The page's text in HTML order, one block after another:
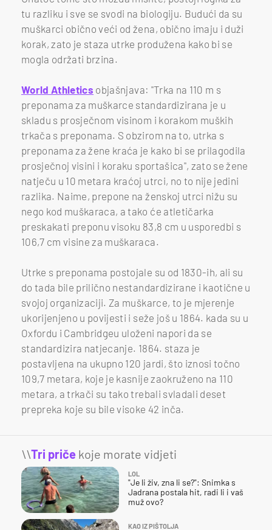
tu razliku i sve se svodi na biologiju. Budući da su
muškarci obično veći od žena, obično imaju i duži
korak, zato je staza utrke produžena kako bi se
mogla održati brzina.
World Athletics objašnjava: "Trka na 110 m s
preponama za muškarce standardizirana je u
skladu s prosječnom visinom i korakom muških
trkača s preponama. S obzirom na to, utrka s
preponama za žene kraća je kako bi se prilagodila
prosječnoj visini i koraku sportašica", zato se žene
natječu u 10 metara kraćoj utrci, no to nije jedini
razlika. Naime, prepone na ženskoj utrci nižu su
nego kod muškaraca, a tako će atletičarka
preskakati preponu visoku 83,8 cm u usporedbi s
106,7 cm visine za muškaraca.
Utrke s preponama postojale su od 1830-ih, ali su
do tada bile prilično nestandardizirane i kaotične u
svojoj organizaciji. Za muškarce, to je mjerenje
ukorijenjeno u povijesti i seže još u 1864. kada su u
Oxfordu i Cambridgeu uloženi napori da se
standardizira natjecanje. 1864. staza je
postavljena na ukupno 120 jardi, što iznosi točno
109,7 metara, koje je kasnije zaokruženo na 110
metara, a trkači su tako trebali svladali deset
prepreka koje su bile visoke 42 inča.
\\Tri priče koje morate vidjeti
LOL
"Je li živ, zna li se?": Snimka s
Jadrana postala hit, radi li i vaš
muž ovo?
KAO IZ PIŠTOLJA